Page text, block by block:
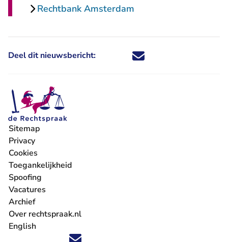
Rechtbank Amsterdam
Deel dit nieuwsbericht: Deel dit nieuwsbericht via X -
Deel dit nieuwsbericht via
Deel dit nieuwsbericht
Deel dit
Volg ons op X (Twitter) - U verlaat Rechtspraak.nl
Volg ons op Facebook - U verlaat Rechtspraak.nl
Volg ons op Instagram - U verlaat Rechtspraak.nl
Volg ons op Youtube - U verlaat Rechtspraak.nl
Volg ons op LinkedIn - U verlaat
'Blijf op de hoogte' nieuwsbrief - U verlaat
Sitemap
Privacy
Cookies
Toegankelijkheid
Spoofing
Vacatures
- U verlaat Rechtspraak.nl
Archief
Over rechtspraak.nl
English